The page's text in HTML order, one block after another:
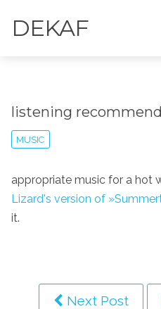
DEKAF
listening
MUSIC
appropriate music for a hot
Lizard's version of
it.
Next Post